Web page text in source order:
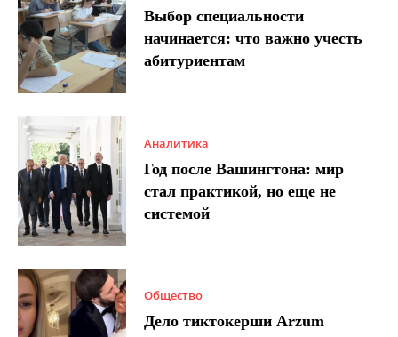
Выбор специальности
начинается: что важно учесть
абитуриентам
Аналитика
Год после Вашингтона: мир
стал практикой, но еще не
системой
Общество
Дело тиктокерши Arzum